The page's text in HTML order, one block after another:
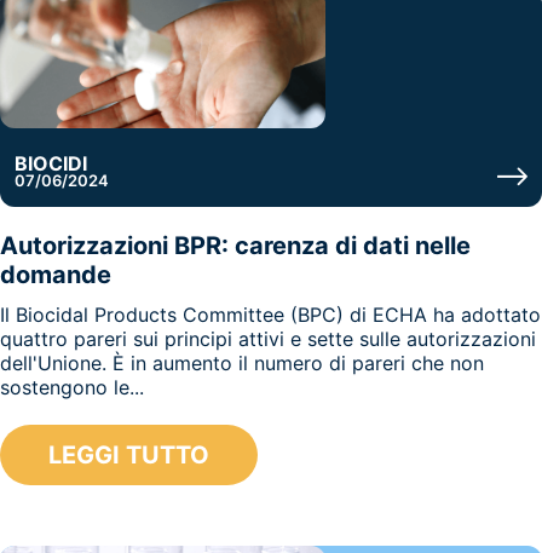
BIOCIDI
07/06/2024
Autorizzazioni BPR: carenza di dati nelle
domande
Il Biocidal Products Committee (BPC) di ECHA ha adottato
quattro pareri sui principi attivi e sette sulle autorizzazioni
dell'Unione. È in aumento il numero di pareri che non
sostengono le...
LEGGI TUTTO